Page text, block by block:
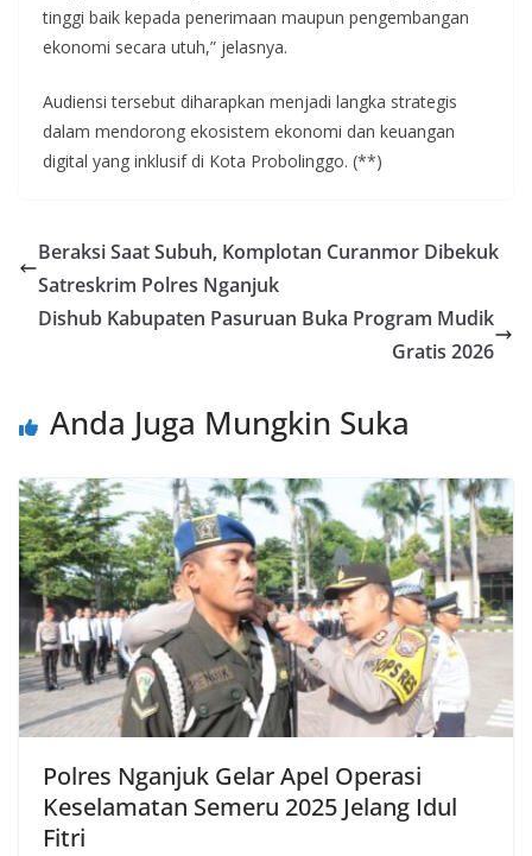
tinggi baik kepada penerimaan maupun pengembangan
ekonomi secara utuh,” jelasnya.
Audiensi tersebut diharapkan menjadi langka strategis
dalam mendorong ekosistem ekonomi dan keuangan
digital yang inklusif di Kota Probolinggo. (**)
Beraksi Saat Subuh, Komplotan Curanmor Dibekuk
Satreskrim Polres Nganjuk
Dishub Kabupaten Pasuruan Buka Program Mudik
Gratis 2026
Anda Juga Mungkin Suka
Polres Nganjuk Gelar Apel Operasi
Keselamatan Semeru 2025 Jelang Idul
Fitri